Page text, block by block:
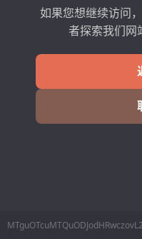
如果您想继续访问
者探索我们网